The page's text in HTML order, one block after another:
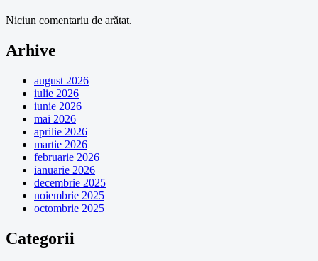
Niciun comentariu de arătat.
Arhive
august 2026
iulie 2026
iunie 2026
mai 2026
aprilie 2026
martie 2026
februarie 2026
ianuarie 2026
decembrie 2025
noiembrie 2025
octombrie 2025
Categorii